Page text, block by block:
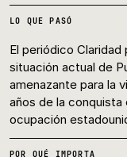
LO QUE PASÓ
El periódico Claridad
situación actual de
amenazante para la
años de la conquista
ocupación
POR QUÉ IMPORTA